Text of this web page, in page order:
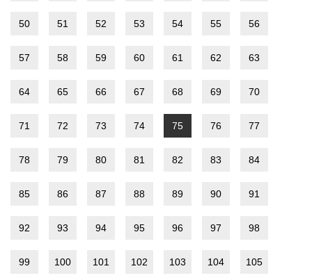
50 51 52 53 54 55 56
57 58 59 60 61 62 63
64 65 66 67 68 69 70
71 72 73 74 75 76 77
78 79 80 81 82 83 84
85 86 87 88 89 90 91
92 93 94 95 96 97 98
99 100 101 102 103 104 105